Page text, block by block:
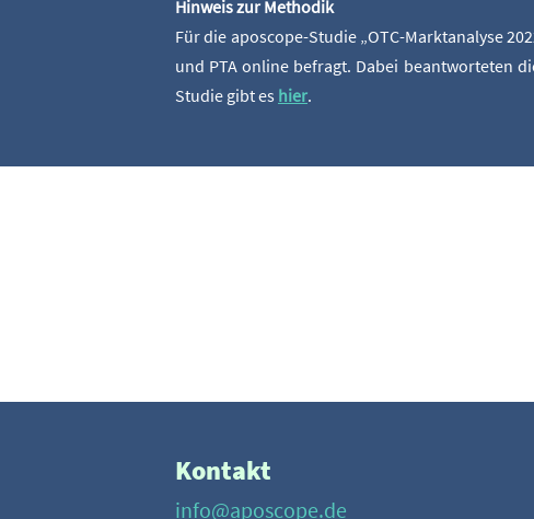
Hin­weis zur Methodik
Für die apo­scope-Stu­die „OTC-Markt­ana­ly­se
und PTA online befragt. Dabei beant­wor­te­ten
Stu­die gibt es hier.
Kontakt
info@aposcope.de